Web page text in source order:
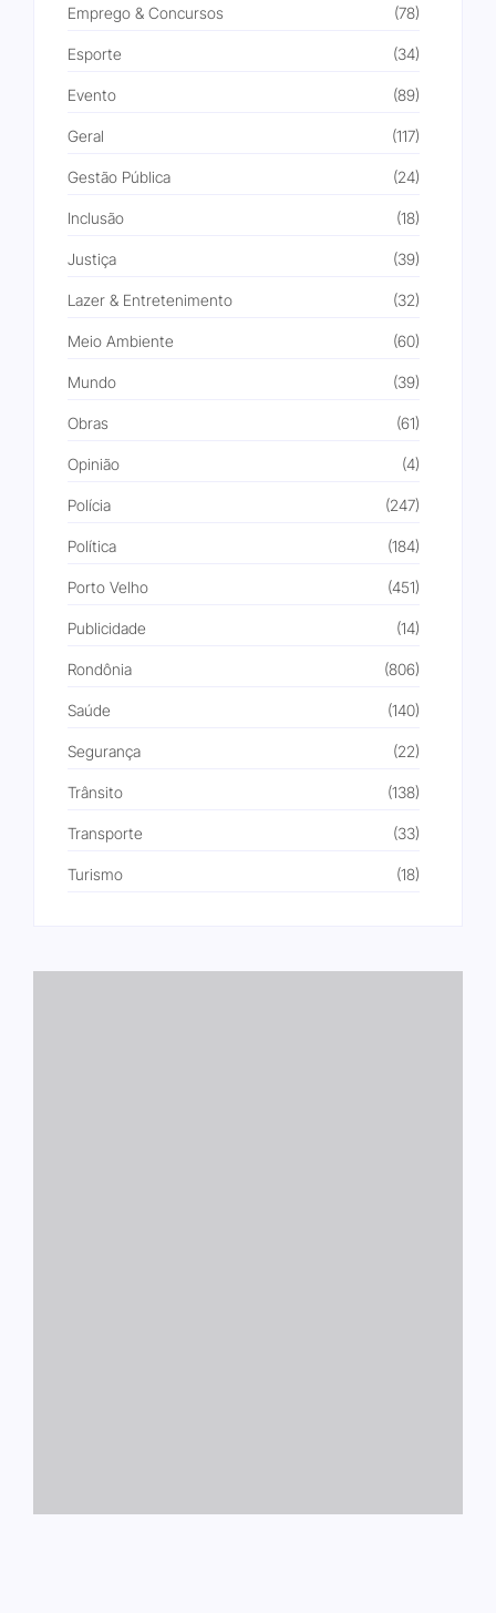
Emprego & Concursos (78)
Esporte (34)
Evento (89)
Geral (117)
Gestão Pública (24)
Inclusão (18)
Justiça (39)
Lazer & Entretenimento (32)
Meio Ambiente (60)
Mundo (39)
Obras (61)
Opinião (4)
Polícia (247)
Política (184)
Porto Velho (451)
Publicidade (14)
Rondônia (806)
Saúde (140)
Segurança (22)
Trânsito (138)
Transporte (33)
Turismo (18)